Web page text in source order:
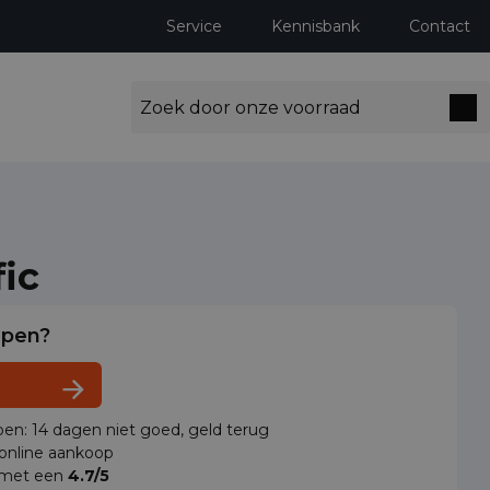
Service Kennisbank Contact
14 dagen niet goed, geld terug
aankoop
een 4.7/5